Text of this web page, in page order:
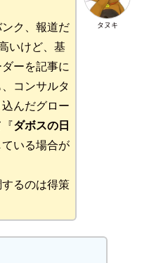
タヌキ
ク、報道だ
いけど、基
ーを記事に
コンサルタ
んだグロー
ダボスの日
いる場合が
るのは得策